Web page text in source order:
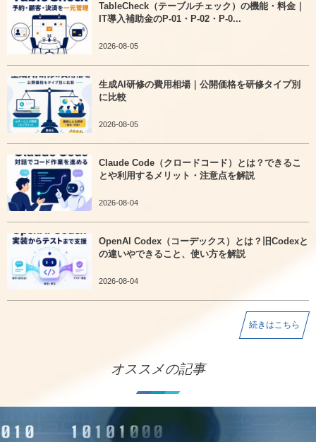
TableCheck（テーブルチェック）の機能・料金｜
IT導入補助金のP-01・P-02・P-0...
2026-08-05
生成AI研修の費用相場｜公開価格を研修タイプ別
に比較
2026-08-05
Claude Code（クロードコード）とは？できるこ
とや利用するメリット・注意点を解説
2026-08-04
OpenAI Codex（コーデックス）とは？旧Codexと
の違いやできること、使い方を解説
2026-08-04
続きはこちら
オススメの記事